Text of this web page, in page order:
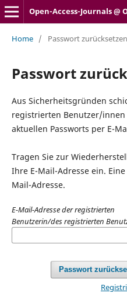
Home / Passwort zurücksetzen
Passwort
Aus Sicherheitsgründen
registrierten Benutzer/innen
aktuellen Passworts per E-
Tragen Sie zur
Ihre E-Mail-Adresse ein.
Mail-Adresse.
E-Mail-Adresse der registrierten
Benutzerin/des registrierten
Passwort